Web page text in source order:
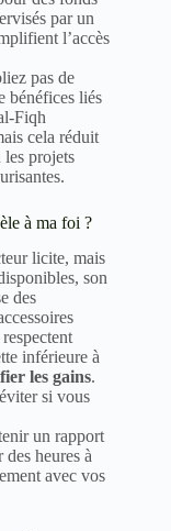
par un
l’accès
pas de
bénéfices liés
Fiqh
cela réduit
les projets
à ma foi ?
licite, mais
son
des
inférieure à
les gains.
si vous
un rapport
heures à
avec vos